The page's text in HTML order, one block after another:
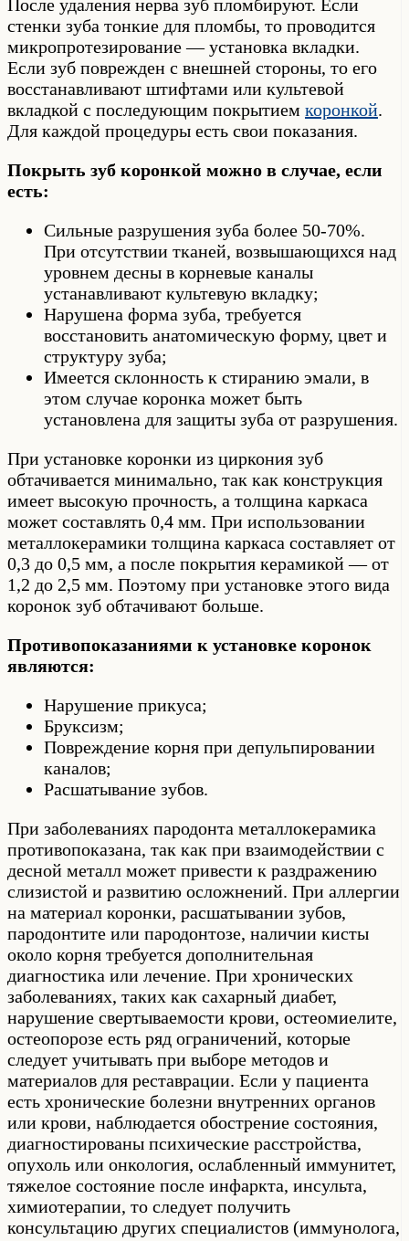
После удаления нерва зуб пломбируют. Если
стенки зуба тонкие для пломбы, то проводится
микропротезирование — установка вкладки.
Если зуб поврежден с внешней стороны, то его
восстанавливают штифтами или культевой
вкладкой с последующим покрытием коронкой.
Для каждой процедуры есть свои показания.
Покрыть зуб коронкой можно в случае, если
есть:
Сильные разрушения зуба более 50-70%.
При отсутствии тканей, возвышающихся над
уровнем десны в корневые каналы
устанавливают культевую вкладку;
Нарушена форма зуба, требуется
восстановить анатомическую форму, цвет и
структуру зуба;
Имеется склонность к стиранию эмали, в
этом случае коронка может быть
установлена для защиты зуба от разрушения.
При установке коронки из циркония зуб
обтачивается минимально, так как конструкция
имеет высокую прочность, а толщина каркаса
может составлять 0,4 мм. При использовании
металлокерамики толщина каркаса составляет от
0,3 до 0,5 мм, а после покрытия керамикой — от
1,2 до 2,5 мм. Поэтому при установке этого вида
коронок зуб обтачивают больше.
Противопоказаниями к установке коронок
являются:
Нарушение прикуса;
Бруксизм;
Повреждение корня при депульпировании
каналов;
Расшатывание зубов.
При заболеваниях пародонта металлокерамика
противопоказана, так как при взаимодействии с
десной металл может привести к раздражению
слизистой и развитию осложнений. При аллергии
на материал коронки, расшатывании зубов,
пародонтите или пародонтозе, наличии кисты
около корня требуется дополнительная
диагностика или лечение. При хронических
заболеваниях, таких как сахарный диабет,
нарушение свертываемости крови, остеомиелите,
остеопорозе есть ряд ограничений, которые
следует учитывать при выборе методов и
материалов для реставрации. Если у пациента
есть хронические болезни внутренних органов
или крови, наблюдается обострение состояния,
диагностированы психические расстройства,
опухоль или онкология, ослабленный иммунитет,
тяжелое состояние после инфаркта, инсульта,
химиотерапии, то следует получить
консультацию других специалистов (иммунолога,